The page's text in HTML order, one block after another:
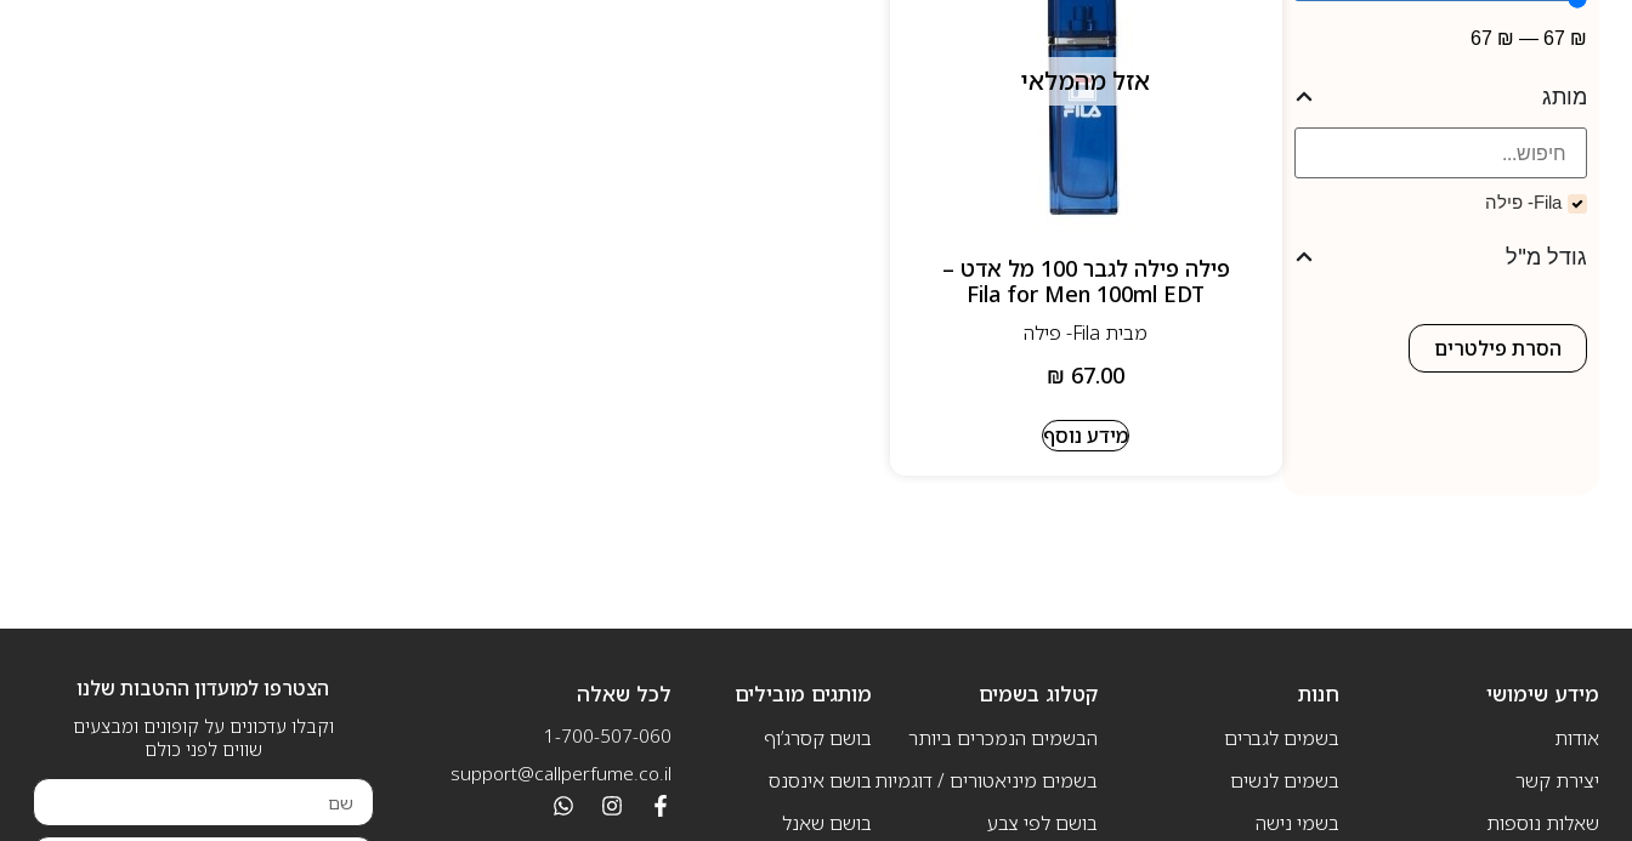
₪
67
—
₪
67
מותג
Fila- פילה
גודל מ"ל
הסרת פילטרים
אזל מהמלאי
פילה פילה לגבר 100 מל אדט –
Fila for Men 100ml EDT
מבית Fila- פילה
₪ 67.00
מידע נוסף
מידע שימושי
אודות
יצירת קשר
שאלות נוספות
חנות
בשמים לגברים
בשמים לנשים
בשמי נישה
קטלוג בשמים
הבשמים הנמכרים ביותר
בשמים מיניאטורים / דוגמיות
בושם לפי צבע
מותגים מובילים
בושם קסרג’וף
בושם אינסנס
בושם שאנל
לכל שאלה
1-700-507-060
support@callperfume.co.il
הצטרפו למועדון ההטבות שלנו
וקבלו עדכונים על קופונים ומבצעים
שווים לפני כולם